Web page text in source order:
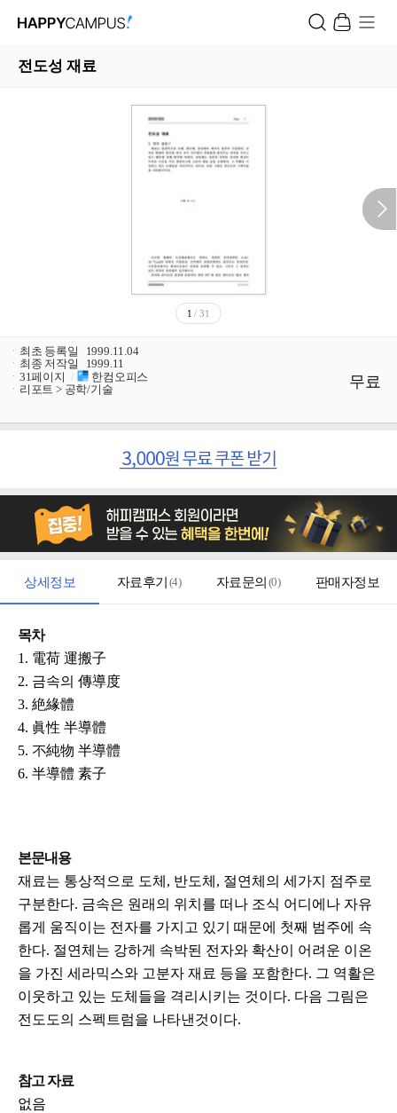
전도성 재료
1 / 31
ㆍ 최초 등록일
1999.11.04
ㆍ 최종 저작일
1999.11
ㆍ 31페이지 /
한컴오피스
ㆍ 리포트 > 공학/기술 무료
상세정보 자료후기 (4) 자료문의 (0) 판매자정보
목차
1. 電荷 運搬子
2. 금속의 傳導度
3. 絶緣體
4. 眞性 半導體
5. 不純物 半導體
6. 半導體 素子
본문내용
재료는 통상적으로 도체, 반도체, 절연체의 세가지 점주로
구분한다. 금속은 원래의 위치를 떠나 조식 어디에나 자유
롭게 움직이는 전자를 가지고 있기 때문에 첫째 범주에 속
한다. 절연체는 강하게 속박된 전자와 확산이 어려운 이온
을 가진 세라믹스와 고분자 재료 등을 포함한다. 그 역활은
이웃하고 있는 도체들을 격리시키는 것이다. 다음 그림은
전도도의 스펙트럼을 나타낸것이다.
참고 자료
없음